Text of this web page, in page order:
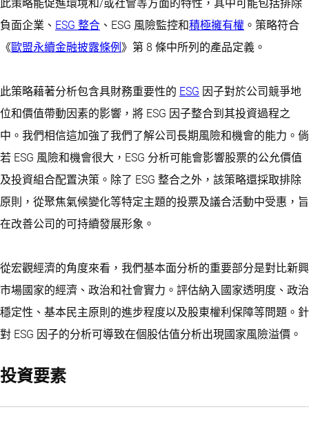
此策略能促進環境和/或社會等方面的特性，其中可能包括排除
負面企業、 ESG 整合 、ESG 風險監控和積極擁有權 。策略符合
《歐盟永續金融披露條例 》第 8 條中所列的產品定義。
此策略藉著分析包含具財務重要性的 ESG 因子對於公司競爭地
位和價值帶動因素的影響，將 ESG 因子整合到其投資過程之
中。我們相信這加強了我們了解公司長期風險和機會的能力。倘
若 ESG 風險和機會很大，ESG 分析可能會影響股票的公允價值
及投資組合配置決策。除了 ESG 整合之外，該策略還採取排除
原則，從聚焦氣候變化等特定主題的投票及議合活動中受惠，旨
在改善公司的可持續發展形象。
從宏觀經濟的角度來看，我們基本面分析的重要部分是對比新興
市場國家的經濟、政治和社會實力。評估納入國家透明度、政治
穩定性、基本民主原則的進步程度以及股東權利保障等問題。針
對 ESG 因子的分析可導致在個股估值分析出現國家風險溢價。
投資要素